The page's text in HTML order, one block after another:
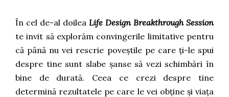
În cel de-al doilea Life Design Breakthrough Session
te invit să explorăm convingerile limitative pentru
că până nu vei rescrie poveștile pe care ți-le spui
despre tine sunt slabe șanse să vezi schimbări în
bine de durată. Ceea ce crezi despre tine
determină rezultatele pe care le vei obține și viața